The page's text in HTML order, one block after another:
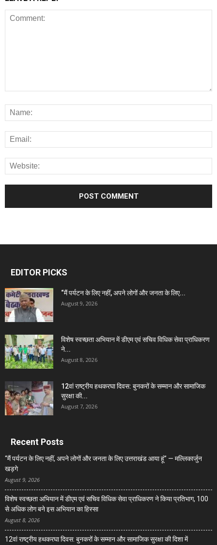
EDITOR PICKS
“मैं पर्यटन के लिए नहीं, अपने लोगों और जनता के लिए...
August 9, 2026
विशेष स्वच्छता अभियान में डीएम एवं सचिव विधिक सेवा प्राधिकरण
ने...
August 8, 2026
12वां राष्ट्रीय हथकरघा दिवस: बुनकरों के सम्मान और सामाजिक
सुरक्षा की...
August 7, 2026
Recent Posts
“मैं पर्यटन के लिए नहीं, अपने लोगों और जनता के लिए उत्तराखंड आया हूं” — मल्लिकार्जुन
खड़गे
August 9, 2026
विशेष स्वच्छता अभियान में डीएम एवं सचिव विधिक सेवा प्राधिकरण ने किया प्रतिभाग, 100
से अधिक लोग बने इस अभियान का हिस्सा
August 8, 2026
12वां राष्ट्रीय हथकरघा दिवस: बुनकरों के सम्मान और सामाजिक सुरक्षा की दिशा में